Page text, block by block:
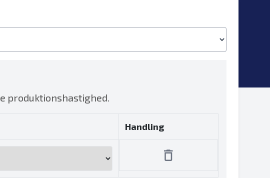
produktionshastighed.
Handling